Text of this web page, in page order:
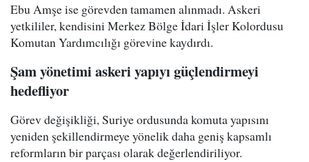
Ebu Amşe ise görevden tamamen alınmadı. Askeri
yetkililer, kendisini Merkez Bölge İdari İşler Kolordusu
Komutan Yardımcılığı görevine kaydırdı.
Şam yönetimi askeri yapıyı güçlendirmeyi
hedefliyor
Görev değişikliği, Suriye ordusunda komuta yapısını
yeniden şekillendirmeye yönelik daha geniş kapsamlı
reformların bir parçası olarak değerlendiriliyor.